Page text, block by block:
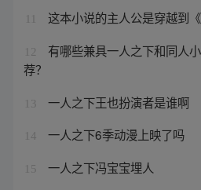
这本小说的主人公是穿越到
12
有哪些兼具一人之下和同人
荐？
13 一人之下王也扮演者是谁啊
14 一人之下6季动漫上映了吗
15 一人之下冯宝宝埋人